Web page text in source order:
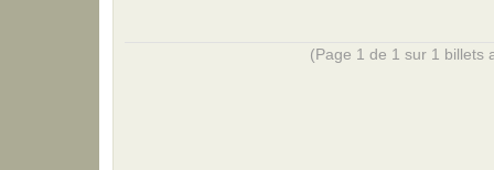
(Page 1 de 1 sur 1 billets